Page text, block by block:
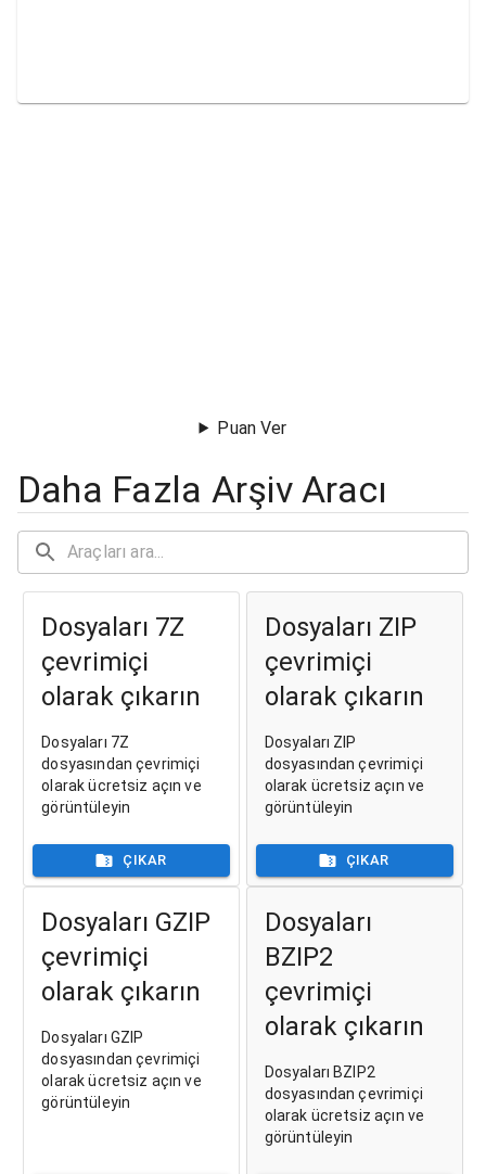
Puan Ver
Daha Fazla Arşiv Aracı
Dosyaları 7Z
çevrimiçi
olarak çıkarın
Dosyaları 7Z
dosyasından çevrimiçi
olarak ücretsiz açın ve
görüntüleyin
ÇIKAR
Dosyaları ZIP
çevrimiçi
olarak çıkarın
Dosyaları ZIP
dosyasından çevrimiçi
olarak ücretsiz açın ve
görüntüleyin
ÇIKAR
Dosyaları GZIP
çevrimiçi
olarak çıkarın
Dosyaları GZIP
dosyasından çevrimiçi
olarak ücretsiz açın ve
görüntüleyin
Dosyaları
BZIP2
çevrimiçi
olarak çıkarın
Dosyaları BZIP2
dosyasından çevrimiçi
olarak ücretsiz açın ve
görüntüleyin